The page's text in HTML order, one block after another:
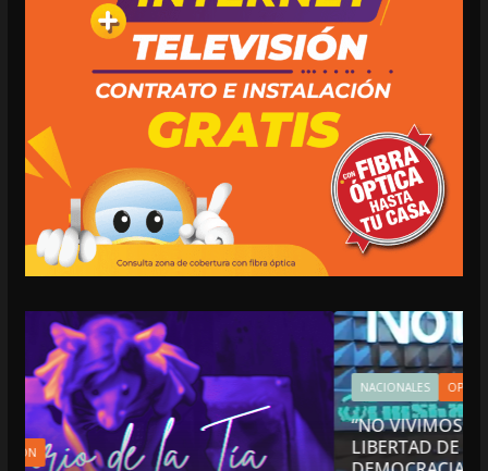
NACIONALES
“NO VIVIMOS BUENOS TIEMPOS PARA LA
LIBERTAD DE EXPRESIÓN NI PARA LA